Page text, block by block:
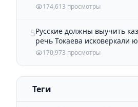
174,613 просмотры
5Русские должны выучить
речь Токаева исковеркали
170,973 просмотры
Теги